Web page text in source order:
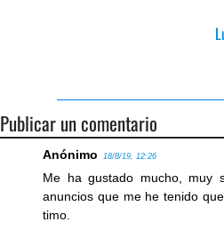
Publicar un comentario
Anónimo 18/8/19, 12:26
Me ha gustado mucho, muy
anuncios que me he tenido
timo.